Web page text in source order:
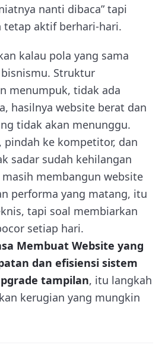
nanti dibaca” tapi
tetap aktif berhari-hari.
kalau pola yang sama
Struktur
menumpuk, tidak ada
hasilnya website berat dan
tidak akan menunggu.
ke kompetitor, dan
sadar sudah kehilangan
membangun website
performa yang matang, itu
tapi soal membiarkan
setiap hari.
Membuat Website yang
dan efisiensi sistem
tampilan, itu langkah
kerugian yang mungkin